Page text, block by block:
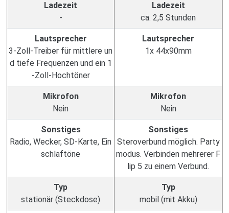
Ladezeit
-
Ladezeit
ca. 2,5 Stunden
Lautsprecher
3-Zoll-Treiber für mittlere un
d tiefe Frequenzen und ein 1
-Zoll-Hochtöner
Lautsprecher
1x 44x90mm
Mikrofon
Nein
Mikrofon
Nein
Sonstiges
Radio, Wecker, SD-Karte, Ein
schlaftöne
Sonstiges
Steroverbund möglich. Party
modus. Verbinden mehrerer F
lip 5 zu einem Verbund.
Typ
stationär (Steckdose)
Typ
mobil (mit Akku)